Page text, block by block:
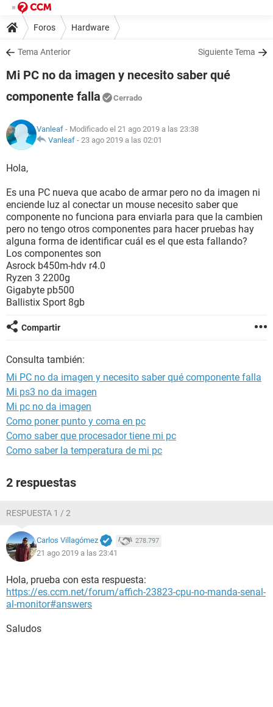
Foros Hardware
Tema Anterior Siguiente Tema
Mi PC no da imagen y necesito saber qué
componente falla
Cerrado
Vanleaf - Modificado el 21 ago 2019 a las 23:38
Vanleaf - 23 ago 2019 a las 02:01
Hola,
Es una PC nueva que acabo de armar pero no da imagen ni
enciende luz al conectar un mouse necesito saber que
componente no funciona para enviarla para que la cambien
pero no tengo otros componentes para hacer pruebas hay
alguna forma de identificar cuál es el que esta fallando?
Los componentes son
Asrock b450m-hdv r4.0
Ryzen 3 2200g
Gigabyte pb500
Ballistix Sport 8gb
Compartir
Consulta también:
Mi PC no da imagen y necesito saber qué componente falla
Mi ps3 no da imagen
Mi pc no da imagen
Como poner punto y coma en pc
Como saber que procesador tiene mi pc
Como saber la temperatura de mi pc
2 respuestas
RESPUESTA 1 / 2
Carlos Villagómez 278.797
21 ago 2019 a las 23:41
Hola, prueba con esta respuesta:
https://es.ccm.net/forum/affich-23823-cpu-no-manda-senal-
al-monitor#answers
Saludos